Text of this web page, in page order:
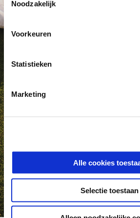
Noodzakelijk
Voorkeuren
Statistieken
Marketing
Alle cookies
Selectie toestaan
item
0
item
1
item
2
item
3
item
4
item
5
item
6
item
7